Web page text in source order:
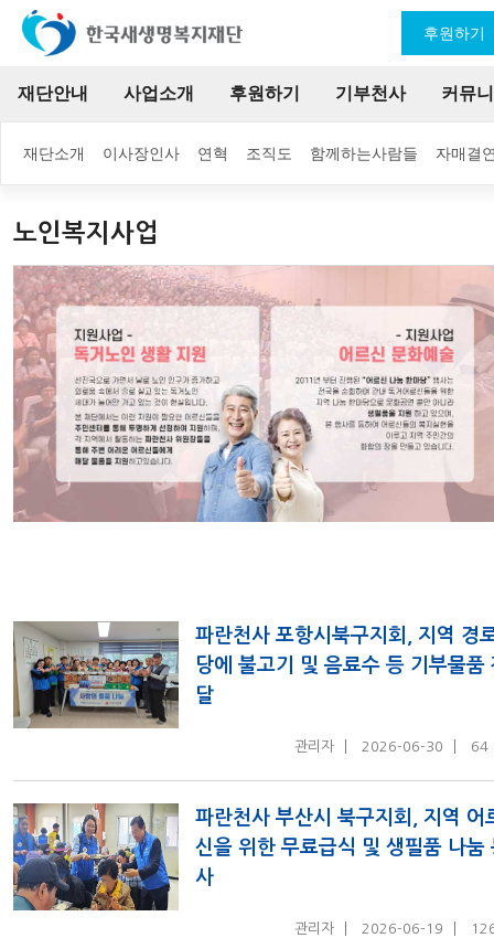
재단안내
재단소개 이사장인사 연혁 조직도 함께하는사람들 자매결
사업소개 후원하기 기부천사 커뮤
후원하기
노인복지사업
파란천사 포항시북구지회, 지역 경
당에 불고기 및 음료수 등 기부물품
달
관리자 2026-06-30 64
파란천사 부산시 북구지회, 지역 어
신을 위한 무료급식 및 생필품 나눔
사
관리자 2026-06-19